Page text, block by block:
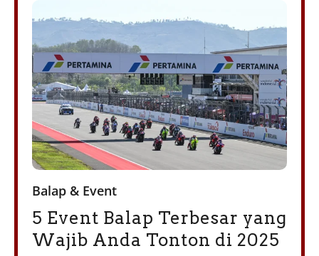
Balap & Event
5 Event Balap Terbesar yang
Wajib Anda Tonton di 2025